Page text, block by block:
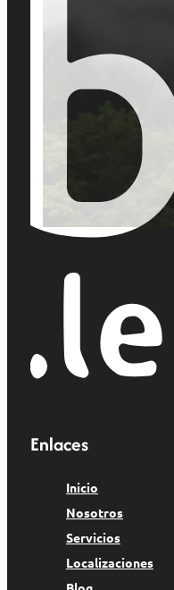
Enlaces
Inicio
Nosotros
Servicios
Localizaciones